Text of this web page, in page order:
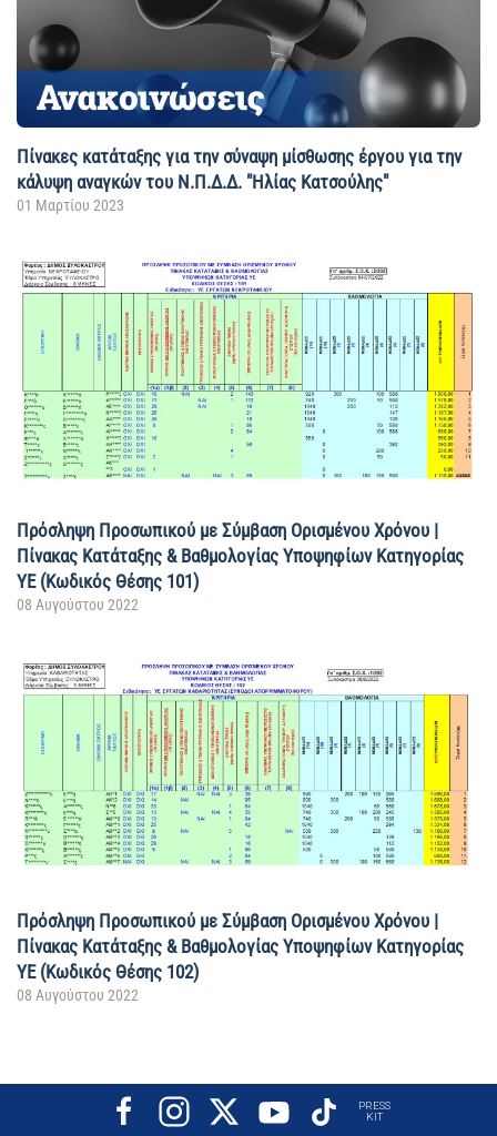
Πίνακες κατάταξης για την σύναψη μίσθωσης έργου για την
κάλυψη αναγκών του Ν.Π.Δ.Δ. "Ηλίας Κατσούλης"
01 Μαρτίου 2023
Πρόσληψη Προσωπικού με Σύμβαση Ορισμένου Χρόνου |
Πίνακας Κατάταξης & Βαθμολογίας Υποψηφίων Κατηγορίας
ΥΕ (Κωδικός Θέσης 101)
08 Αυγούστου 2022
Πρόσληψη Προσωπικού με Σύμβαση Ορισμένου Χρόνου |
Πίνακας Κατάταξης & Βαθμολογίας Υποψηφίων Κατηγορίας
ΥΕ (Κωδικός Θέσης 102)
08 Αυγούστου 2022
PRESS
KIT